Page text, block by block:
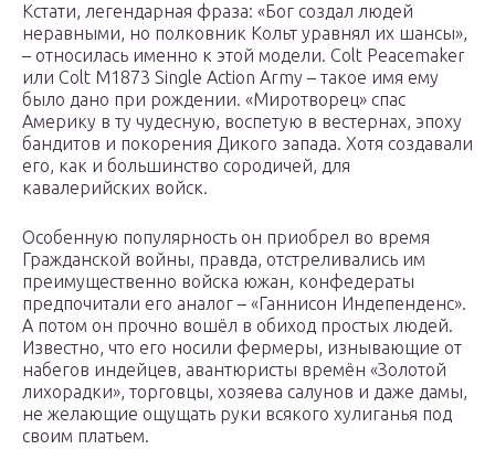
Кстати, легендарная фраза: «Бог создал людей
неравными, но полковник Кольт уравнял их шансы»,
– относилась именно к этой модели. Colt Peacemaker
или Colt M1873 Single Action Army – такое имя ему
было дано при рождении. «Миротворец» спас
Америку в ту чудесную, воспетую в вестернах, эпоху
бандитов и покорения Дикого запада. Хотя создавали
его, как и большинство сородичей, для
кавалерийских войск.
Особенную популярность он приобрел во время
Гражданской войны, правда, отстреливались им
преимущественно войска южан, конфедераты
предпочитали его аналог – «Ганнисон Индепенденс».
А потом он прочно вошёл в обиход простых людей.
Известно, что его носили фермеры, изнывающие от
набегов индейцев, авантюристы времён «Золотой
лихорадки», торговцы, хозяева салунов и даже дамы,
не желающие ощущать руки всякого хулиганья под
своим платьем.